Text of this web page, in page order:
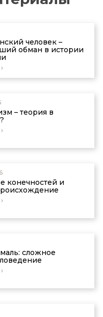
человек –
обман в истории
– теория в
конечностей и
сложное